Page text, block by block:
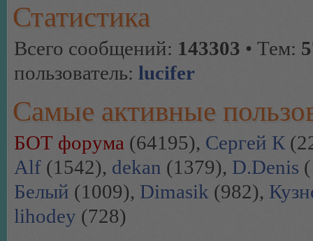
Статистика
Всего сообщений: 143303 • Тем:
пользователь: lucifer
Самые активные
БОТ форума (64195), Сергей К
Alf (1542), dekan (1379), D.Denis
Белый (1009), Dimasik (982),
lihodey (728)